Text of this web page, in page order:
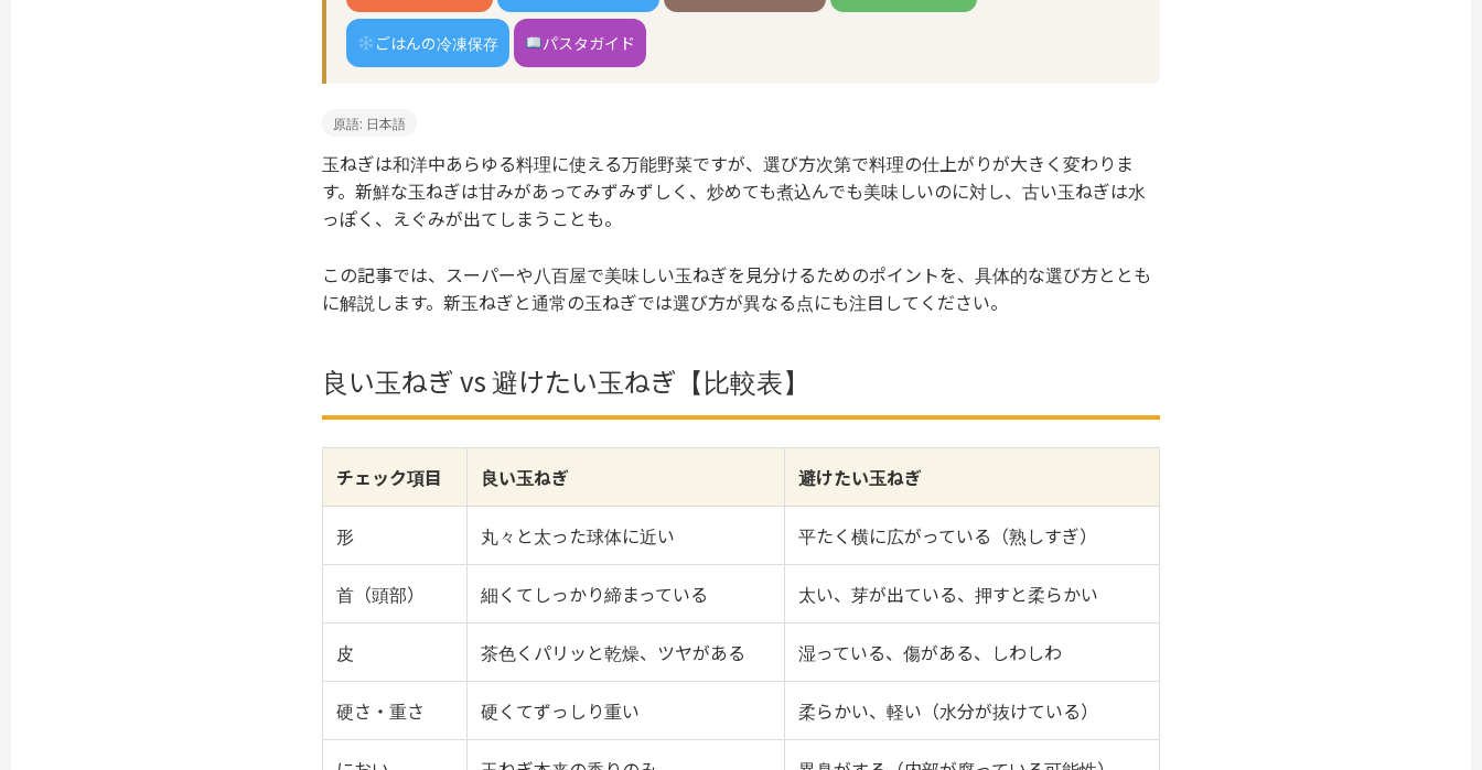
ごはんの冷凍保存 パスタガイド
原語: 日本語
玉ねぎは和洋中あらゆる料理に使える万能野菜ですが、選び方次第で料理の仕上がりが大きく変わりま
す。新鮮な玉ねぎは甘みがあってみずみずしく、炒めても煮込んでも美味しいのに対し、古い玉ねぎは水
っぽく、えぐみが出てしまうことも。
この記事では、スーパーや八百屋で美味しい玉ねぎを見分けるためのポイントを、具体的な選び方ととも
に解説します。新玉ねぎと通常の玉ねぎでは選び方が異なる点にも注目してください。
良い玉ねぎ vs 避けたい玉ねぎ【比較表】
チェック項目 良い玉ねぎ 避けたい玉ねぎ
形 丸々と太った球体に近い 平たく横に広がっている（熟しすぎ）
首（頭部） 細くてしっかり締まっている 太い、芽が出ている、押すと柔らかい
皮 茶色くパリッと乾燥、ツヤがある 湿っている、傷がある、しわしわ
硬さ・重さ 硬くてずっしり重い 柔らかい、軽い（水分が抜けている）